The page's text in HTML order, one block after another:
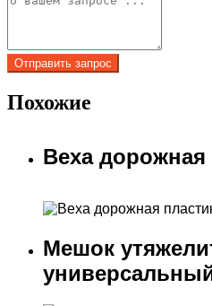
Похожие
Веха дорожная
Мешок